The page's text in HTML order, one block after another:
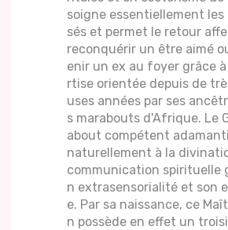
soigne essentiellement
sés et permet le retour
reconquérir un être aimé
enir un ex au foyer grâce
rtise orientée depuis de
uses années par ses
s marabouts d'Afrique. Le
about compétent
naturellement à la
communication spirituelle
n extrasensorialité et son
e. Par sa naissance, ce
n possède en effet un